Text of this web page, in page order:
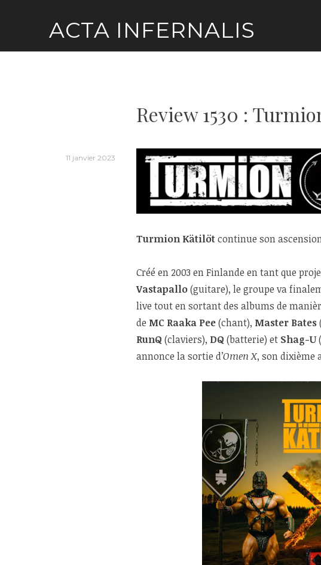
ACTA INFERNALIS
Review 1530 :
11 janvier 2023
Turmion Kätilötcontinue son
Créé en 2003 en Finlande en tant que
Vastapallo(guitare), le groupe va
live tout en sortant des albums de
de MC Raaka Pee(chant), Master Bates
RunQ (claviers), DQ (batterie) et Shag-U
annonce la sortie d’Omen X, son dixième